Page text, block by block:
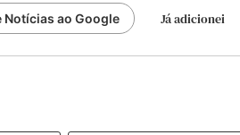
ao Google Já adicionei